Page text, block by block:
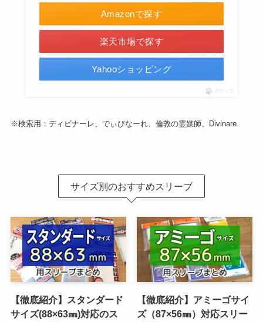
Amazonで探す
楽天市場で探す
Yahooショッピング
ポチップ
※検索用：ディビナーレ、でぃびなーれ、倫敦の霊媒師、Divinare
サイズ別のおすすめスリーブ
【徹底紹介】スタンダード
サイズ(88×63㎜)対応のス
【徹底紹介】アミーゴサイ
ズ（87×56㎜）対応スリー